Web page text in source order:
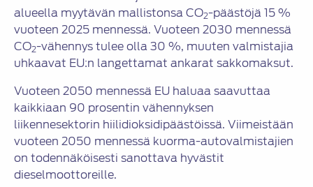
alueella myytävän mallistonsa CO2-päästöjä 15 %
vuoteen 2025 mennessä. Vuoteen 2030 mennessä
CO2-vähennys tulee olla 30 %, muuten valmistajia
uhkaavat EU:n langettamat ankarat sakkomaksut.
Vuoteen 2050 mennessä EU haluaa saavuttaa
kaikkiaan 90 prosentin vähennyksen
liikennesektorin hiilidioksidipäästöissä. Viimeistään
vuoteen 2050 mennessä kuorma-autovalmistajien
on todennäköisesti sanottava hyvästit
dieselmoottoreille.